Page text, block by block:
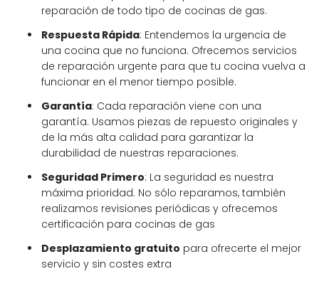
reparación de todo tipo de cocinas de gas.
Respuesta Rápida: Entendemos la urgencia de
una cocina que no funciona. Ofrecemos servicios
de reparación urgente para que tu cocina vuelva a
funcionar en el menor tiempo posible.
Garantía: Cada reparación viene con una
garantía. Usamos piezas de repuesto originales y
de la más alta calidad para garantizar la
durabilidad de nuestras reparaciones.
Seguridad Primero: La seguridad es nuestra
máxima prioridad. No sólo reparamos, también
realizamos revisiones periódicas y ofrecemos
certificación para cocinas de gas
Desplazamiento gratuito para ofrecerte el mejor
servicio y sin costes extra